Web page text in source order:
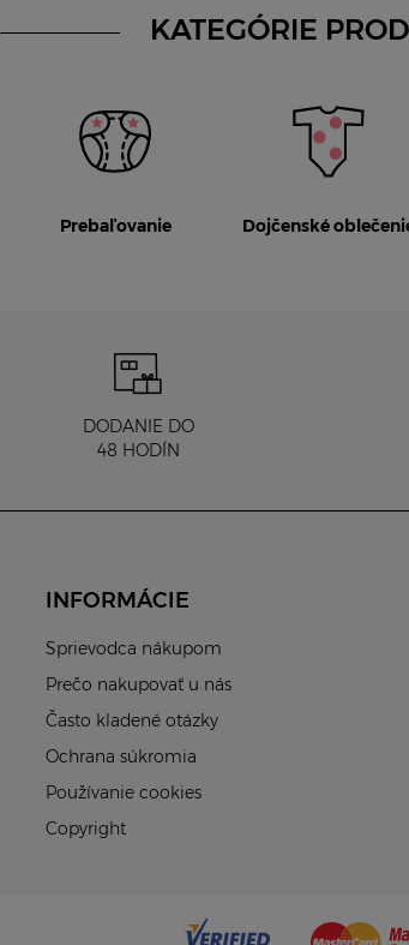
KATEGÓRIE
Prebaľovanie Dojčenské
DODANIE DO
48 HODÍN
INFORMÁCIE
Sprievodca nákupom
Prečo nakupovať u nás
Často kladené otázky
Ochrana súkromia
Používanie cookies
Copyright